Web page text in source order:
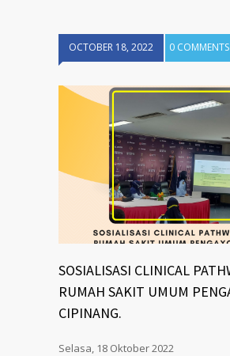
OCTOBER 18, 2022 0 COMMENTS
SOSIALISASI CLINICAL
RUMAH SAKIT UMUM
CIPINANG.
Selasa, 18 Oktober 2022